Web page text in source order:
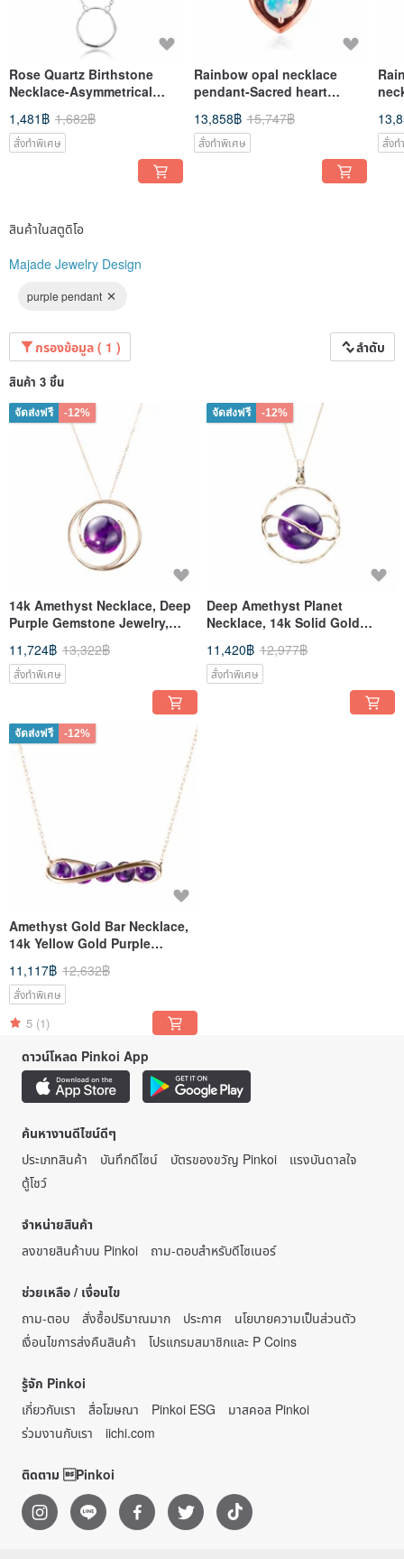
"For what is a man, what has he got? If not himself, then he has naught." A
quote from this very well known Sinatra sum up our spirit!
Rose Quartz Birthstone
Necklace-Asymmetrical
sideway Karma Open Circle
Necklace
1,481฿ 1,682฿
สั่งทำพิเศษ
Rainbow opal necklace
pendant-Sacred heart
necklace-Charm layering
necklace-Oct
13,858฿ 15,747฿
สั่งทำพิเศษ สั่งท
สินค้าในสตูดิโอ
Majade Jewelry Design
purple pendant
กรองข้อมูล ( 1 ) ลำดับ
สินค้า 3 ชิ้น
จัดส่งฟรี -12%
14k Amethyst Necklace, Deep
Purple Gemstone Jewelry,
February Birthstone Pendant
11,724฿ 13,322฿
สั่งทำพิเศษ
จัดส่งฟรี -12%
Deep Amethyst Planet
Necklace, 14k Solid Gold
Pendant, Saturn Diamond
Necklace
11,420฿ 12,977฿
สั่งทำพิเศษ
จัดส่งฟรี -12%
Amethyst Gold Bar Necklace,
14k Yellow Gold Purple
Pendant, Minimalist Jewelry
11,117฿ 12,632฿
สั่งทำพิเศษ
5 (1)
ดาวน์โหลด Pinkoi App
ค้นหางานดีไซน์ดีๆ
ประเภทสินค้า
บันทึกดีไซน์ บัตรของขวัญ Pinkoi
แรงบันดาลใจ
ตู้โชว์
จำหน่ายสินค้า
ลงขายสินค้าบน Pinkoi
ถาม-ตอบสำหรับดีไซเนอร์
ช่วยเหลือ / เงื่อนไข
ถาม-ตอบ
สั่งซื้อปริมาณมาก ประกาศ
นโยบายความเป็นส่วนตัว
เงื่อนไขการส่งคืนสินค้า
โปรแกรมสมาชิกและ P Coins
รู้จัก Pinkoi
เกี่ยวกับเรา
สื่อโฆษณา Pinkoi ESG
มาสคอส Pinkoi
ร่วมงานกับเรา
iichi.com
ติดตาม Pinkoi